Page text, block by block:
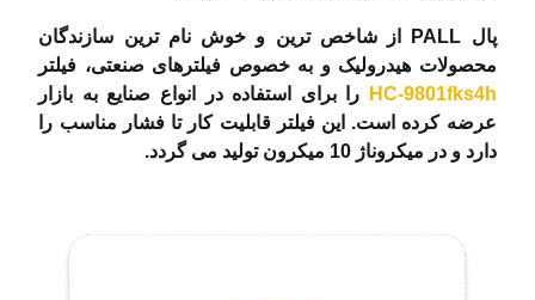
پال PALL از شاخص ترین و خوش نام ترین سازندگان
محصولات هیدرولیک و به خصوص فیلترهای صنعتی، فیلتر
HC-9801fks4h
را برای استفاده در انواع صنایع به بازار
عرضه کرده است. این فیلتر قابلیت کار تا فشار مناسب را
دارد و در میکروناژ 10 میکرون تولید می گردد.